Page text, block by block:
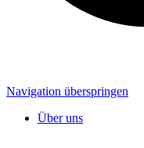
Navigation überspringen
Über uns